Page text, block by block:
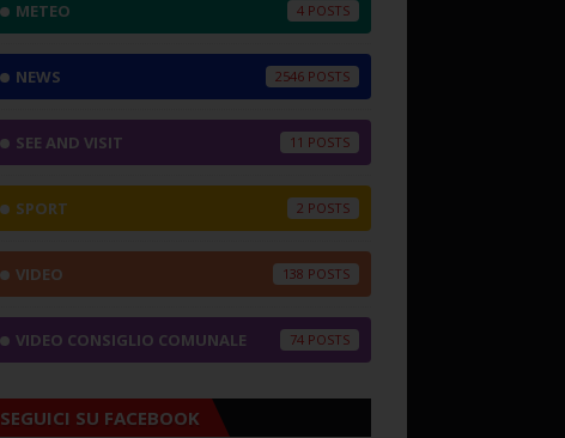
METEO 4
NEWS 2546
SEE AND VISIT 11
SPORT 2
VIDEO 138
VIDEO CONSIGLIO COMUNALE 74
SEGUICI SU FACEBOOK